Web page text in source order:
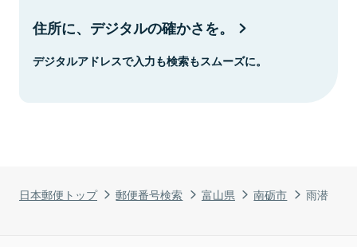
日本郵便トップ 郵便番号検索 富山県 南砺市 雨潜
住所に、デジタルの確かさを。
デジタルアドレスで入力も検索もスムーズに。